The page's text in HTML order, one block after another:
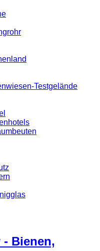
Testgelände
Bienen,